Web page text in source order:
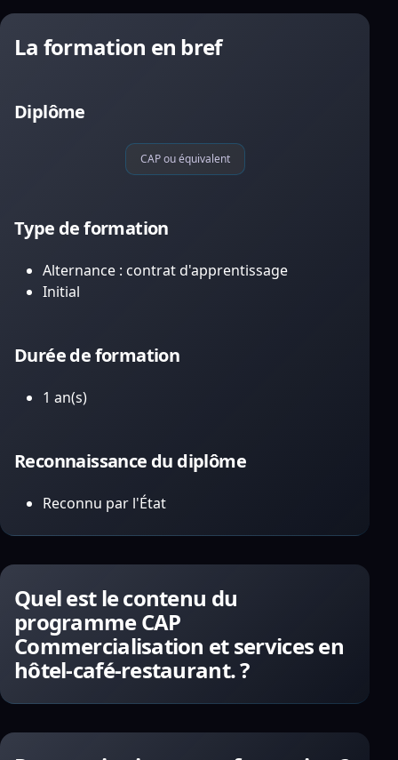
La formation en bref
Diplôme
CAP ou équivalent
Type de formation
Alternance : contrat d'apprentissage
Initial
Durée de formation
1 an(s)
Reconnaissance du diplôme
Reconnu par l'État
Quel est le contenu du
programme CAP
Commercialisation et services en
hôtel-café-restaurant. ?